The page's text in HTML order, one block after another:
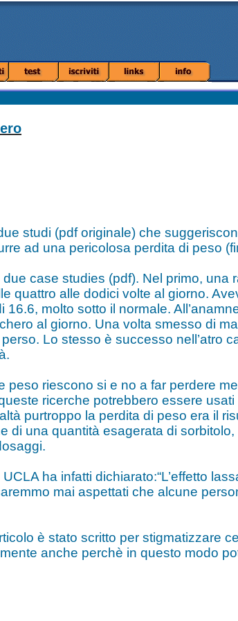
studi (pdf originale) che
ad una pericolosa perdita di peso
case studies (pdf). Nel primo, una
quattro alle dodici volte al giorno.
molto sotto il normale.
al giorno. Una volta smesso di
Lo stesso è successo nell’atro
peso riescono si e no a far perdere
ricerche potrebbero essere
purtroppo la perdita di peso era il
di una quantità esagerata di
ha infatti dichiarato:“L’effetto
mai aspettati che alcune
è stato scritto per stigmatizzare
anche perchè in questo modo